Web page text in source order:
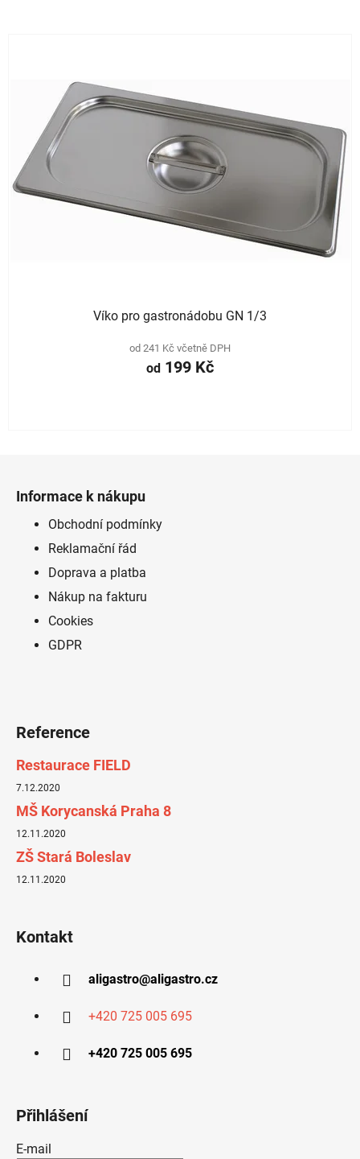
Víko pro gastronádobu GN 1/3
od 241 Kč včetně DPH
od 199 Kč
Informace k nákupu
Obchodní podmínky
Reklamační řád
Doprava a platba
Nákup na fakturu
Cookies
GDPR
Reference
Restaurace FIELD
7.12.2020
MŠ Korycanská Praha 8
12.11.2020
ZŠ Stará Boleslav
12.11.2020
Kontakt
aligastro@aligastro.cz
+420 725 005 695
+420 725 005 695
Přihlášení
E-mail